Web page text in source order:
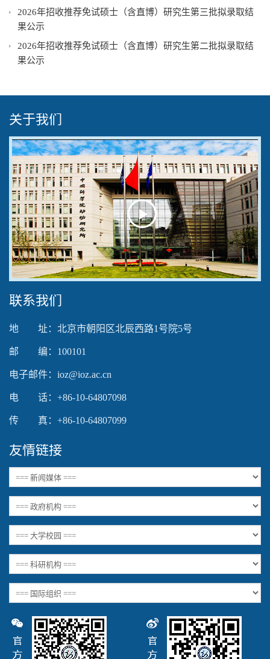
2026年招收推荐免试硕士（含直博）研究生第三批拟录取结
果公示
2026年招收推荐免试硕士（含直博）研究生第二批拟录取结
果公示
关于我们
Play
Video
联系我们
地 址：北京市朝阳区北辰西路1号院5号
邮 编：100101
电子邮件：ioz@ioz.ac.cn
电 话：+86-10-64807098
传 真：+86-10-64807099
友情链接